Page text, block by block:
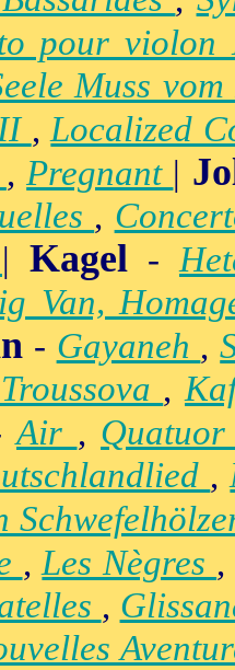
pour
Muss
,Localized
,Pregnant |
,
| Kagel -
Van,
- Gayaneh ,
,
Air ,
,
,Les Nègres ,
,